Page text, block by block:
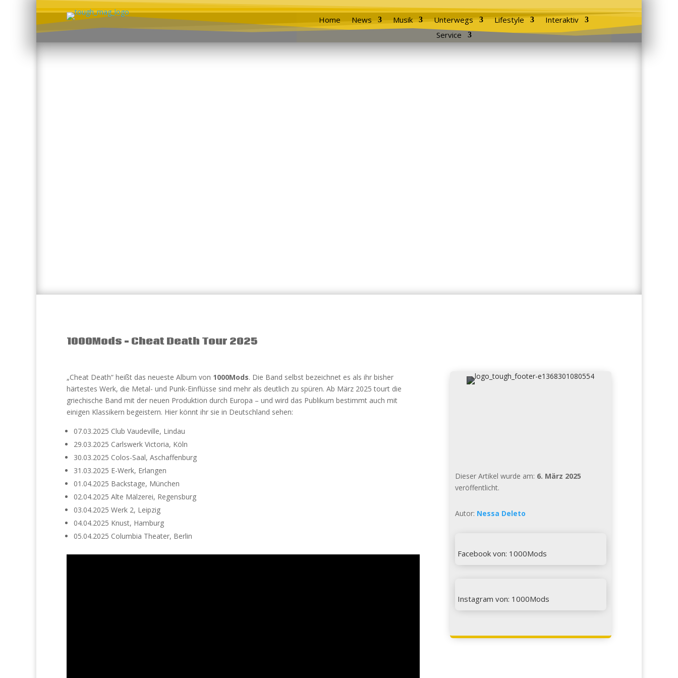
Home News Musik Unterwegs Lifestyle
Interaktiv
Service
1000Mods – Cheat Death Tour 2025
„Cheat Death“ heißt das neueste Album von 1000Mods. Die Band selbst bezeichnet es als ihr bisher
härtestes Werk, die Metal- und Punk-Einflüsse sind mehr als deutlich zu spüren. Ab März 2025 tourt die
griechische Band mit der neuen Produktion durch Europa – und wird das Publikum bestimmt auch mit
einigen Klassikern begeistern. Hier könnt ihr sie in Deutschland sehen:
07.03.2025 Club Vaudeville, Lindau
29.03.2025 Carlswerk Victoria, Köln
30.03.2025 Colos-Saal, Aschaffenburg
31.03.2025 E-Werk, Erlangen
01.04.2025 Backstage, München
02.04.2025 Alte Mälzerei, Regensburg
03.04.2025 Werk 2, Leipzig
04.04.2025 Knust, Hamburg
05.04.2025 Columbia Theater, Berlin
Dieser Artikel wurde am: 6. März 2025
veröffentlicht.
Autor: Nessa Deleto
Facebook von: 1000Mods
Instagram von: 1000Mods